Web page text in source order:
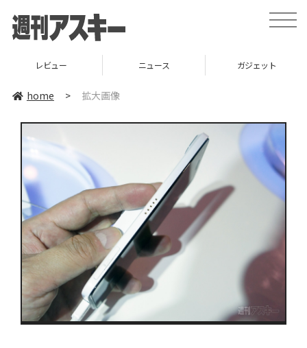
toggle
レビュー ニュース ガジェット
home > 拡大画像